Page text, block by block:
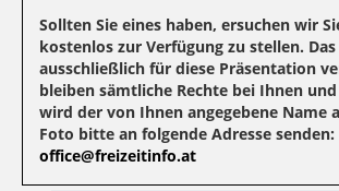
Sollten Sie eines haben, ersuchen wir
kostenlos zur Verfügung zu stellen.
ausschließlich für diese Präsentation
bleiben sämtliche Rechte bei Ihnen
wird der von Ihnen angegebene Name
Foto bitte an folgende Adresse senden:
office@freizeitinfo.at